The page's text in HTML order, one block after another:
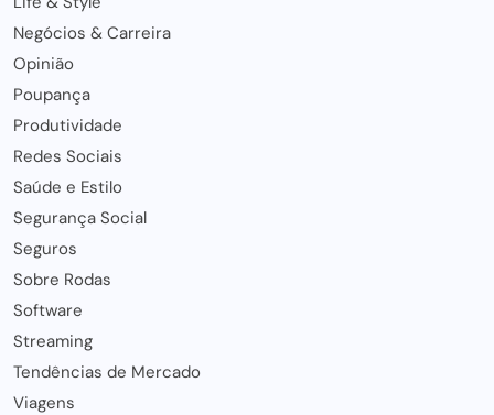
Negócios & Carreira
Opinião
Poupança
Produtividade
Redes Sociais
Saúde e Estilo
Segurança Social
Seguros
Sobre Rodas
Software
Streaming
Tendências de Mercado
Viagens